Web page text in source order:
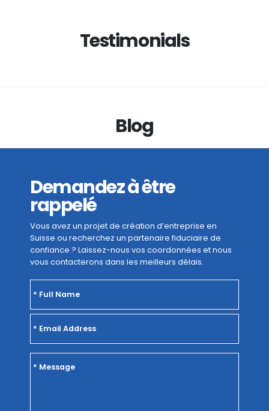
Testimonials
Blog
Demandez à être
rappelé
Vous avez un projet de création d’entreprise en
Suisse ou recherchez un partenaire fiduciaire de
confiance ? Laissez-nous vos coordonnées et nous
vous contacterons dans les meilleurs délais.